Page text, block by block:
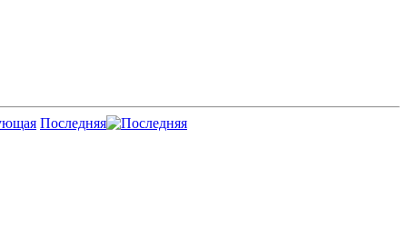
Последняя